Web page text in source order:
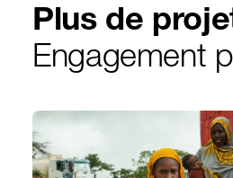
Plus de
Engagement